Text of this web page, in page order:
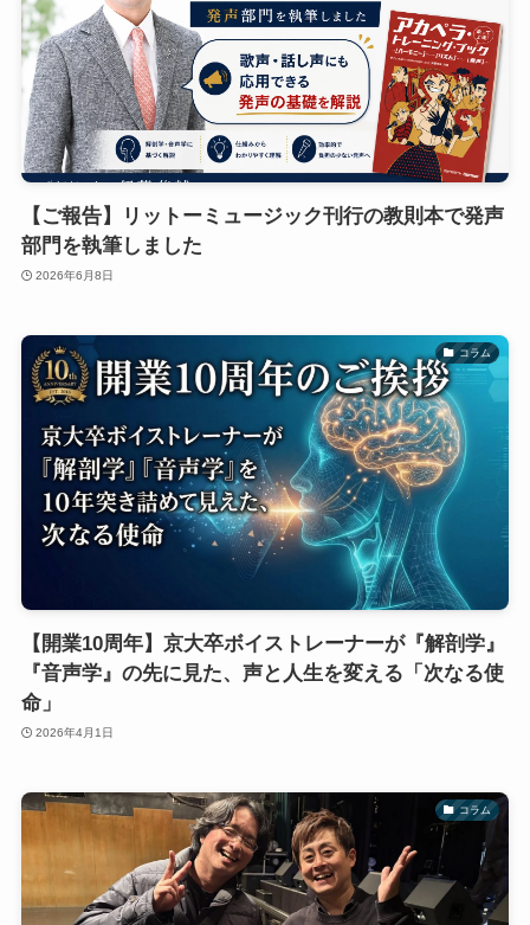
【ご報告】リットーミュージック刊行の教則本で発声
部門を執筆しました
2026年6月8日
コラム
【開業10周年】京大卒ボイストレーナーが『解剖学』
『音声学』の先に見た、声と人生を変える「次なる使
命」
2026年4月1日
コラム